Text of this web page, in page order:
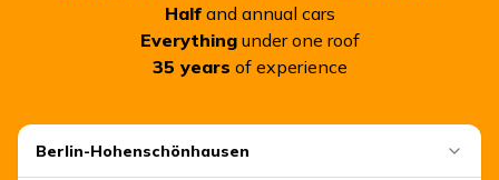
Half and annual cars
Everything under one roof
35 years of experience
Berlin-Hohenschönhausen